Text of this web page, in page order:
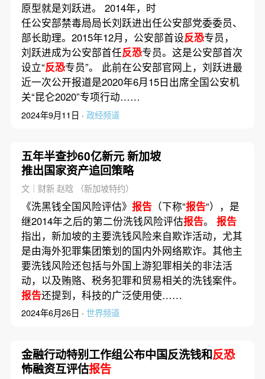
原型就是刘跃进。 2014年，时
任公安部禁毒局局长刘跃进出任公安部党委委员、
部长助理。2015年12月，公安部首设反恐专员，
刘跃进成为公安部首任反恐专员。这是公安部首次
设立“反恐专员”。 此前在公安部官网上，刘跃进最
近一次公开报道是2020年6月15日出席全国公安机
关“昆仑2020”专项行动……
2024年9月11日 · 政经频道
五年半查抄60亿新元 新加坡
推出国家资产追回策略
文｜财新 赵晗 （新加坡特约）
《洗黑钱全国风险评估》 报告（下称“报告“），是
继2014年之后的第二份洗钱风险评估报告。 报告
指出，新加坡的主要洗钱风险来自欺诈活动，尤其
是由海外犯罪集团策划的国内外网络欺诈。其他主
要洗钱风险还包括与外国上游犯罪相关的非法活
动，以及贿赂、税务犯罪和贸易相关的洗钱案件。
报告还提到，科技的广泛使用使……
2024年6月26日 · 世界频道
金融行动特别工作组公布中国反洗钱和反恐
怖融资互评估报告